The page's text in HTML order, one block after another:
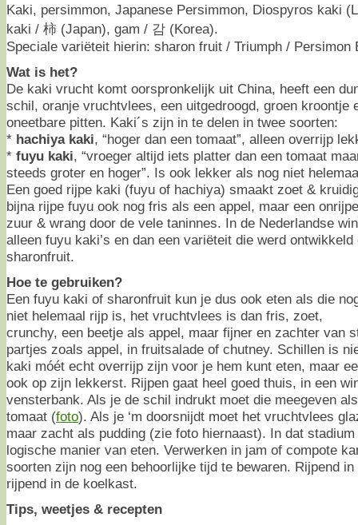
Kaki, persimmon, Japanese Persimmon, Diospyros kaki
kaki / 柿 (Japan), gam / 감 (Korea).
Speciale variëteit hierin: sharon fruit / Triumph / Persimon
Wat is het?
De kaki vrucht komt oorspronkelijk uit China, heeft een
schil, oranje vruchtvlees, een uitgedroogd, groen kroontje
oneetbare pitten. Kaki´s zijn in te delen in twee soorten:
* hachiya kaki, “hoger dan een tomaat”, alleen overrijp
* fuyu kaki, “vroeger altijd iets platter dan een tomaat
steeds groter en hoger”. Is ook lekker als nog niet
Een goed rijpe kaki (fuyu of hachiya) smaakt zoet &
bijna rijpe fuyu ook nog fris als een appel, maar een
zuur & wrang door de vele taninnes. In de Nederlandse
alleen fuyu kaki’s en dan een variëteit die werd
sharonfruit.
Hoe te gebruiken?
Een fuyu kaki of sharonfruit kun je dus ook eten als die
niet helemaal rijp is, het vruchtvlees is dan fris, zoet,
crunchy, een beetje als appel, maar fijner en zachter van
partjes zoals appel, in fruitsalade of chutney. Schillen is
kaki móét echt overrijp zijn voor je hem kunt eten, maar
ook op zijn lekkerst. Rijpen gaat heel goed thuis, in een
vensterbank. Als je de schil indrukt moet die meegeven
tomaat (foto). Als je ‘m doorsnijdt moet het vruchtvlees
maar zacht als pudding (zie foto hiernaast). In dat
logische manier van eten. Verwerken in jam of compote
soorten zijn nog een behoorlijke tijd te bewaren. Rijpend
rijpend in de koelkast.
Tips, weetjes & recepten